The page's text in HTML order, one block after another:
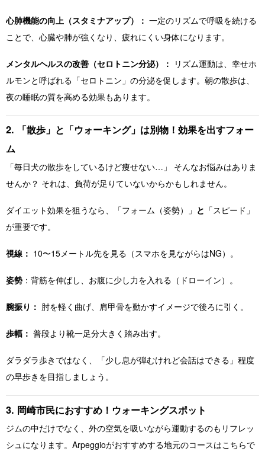
心肺機能の向上（スタミナアップ）： 一定のリズムで呼吸を続ける
ことで、心臓や肺が強くなり、疲れにくい身体になります。
メンタルヘルスの改善（セロトニン分泌）： リズム運動は、幸せホ
ルモンと呼ばれる「セロトニン」の分泌を促します。朝の散歩は、
夜の睡眠の質を高める効果もあります。
2. 「散歩」と「ウォーキング」は別物！効果を出すフォー
ム
「毎日犬の散歩をしているけど痩せない…」 そんなお悩みはありま
せんか？ それは、負荷が足りていないからかもしれません。
ダイエット効果を狙うなら、「フォーム（姿勢）」 と 「スピード」
が重要です。
視線： 10〜15メートル先を見る（スマホを見ながらはNG）。
姿勢 ：背筋を伸ばし、お腹に少し力を入れる（ドローイン）。
腕振り： 肘を軽く曲げ、肩甲骨を動かすイメージで後ろに引く。
歩幅： 普段より靴一足分大きく踏み出す。
ダラダラ歩きではなく、「少し息が弾むけれど会話はできる」程度
の早歩きを目指しましょう。
3. 岡崎市民におすすめ！ウォーキングスポット
ジムの中だけでなく、外の空気を吸いながら運動するのもリフレッ
シュになります。Arpeggioがおすすめする地元のコースはこちらで